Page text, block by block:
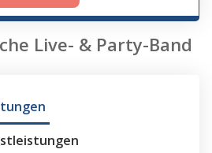
Live- & Party-Band